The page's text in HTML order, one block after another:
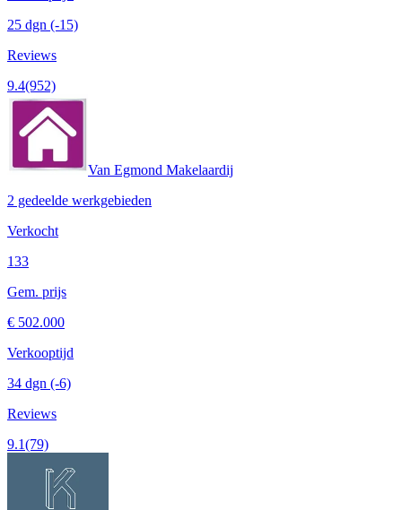
25 dgn (-15)
Reviews
9.4(952)
Van Egmond Makelaardij
2 gedeelde werkgebieden
Verkocht
133
Gem. prijs
€ 502.000
Verkooptijd
34 dgn (-6)
Reviews
9.1(79)